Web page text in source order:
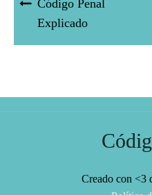
Código Penal
Explicado
Creado con <3